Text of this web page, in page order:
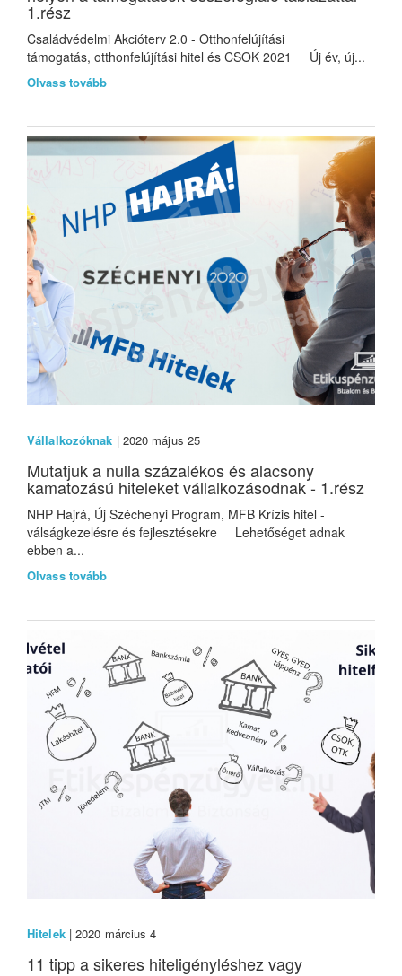
1.rész
Családvédelmi Akcióterv 2.0 - Otthonfelújítási
támogatás, otthonfelújítási hitel és CSOK 2021 Új év, új...
Olvass tovább
Vállalkozóknak | 2020 május 25
Mutatjuk a nulla százalékos és alacsony
kamatozású hiteleket vállalkozásodnak - 1.rész
NHP Hajrá, Új Széchenyi Program, MFB Krízis hitel -
válságkezelésre és fejlesztésekre Lehetőséget adnak
ebben a...
Olvass tovább
Hitelek| 2020 március 4
11 tipp a sikeres hiteligényléshez vagy